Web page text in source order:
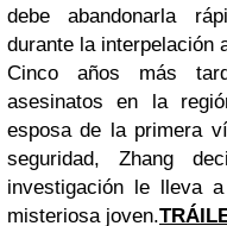
debe abandonarla
durante la interpelación
Cinco años más
asesinatos en la
esposa de la primera
seguridad, Zhang
investigación le lleva
misteriosa joven.